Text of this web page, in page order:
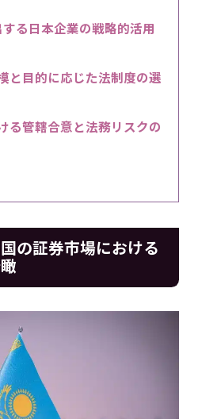
る日本企業の戦略的活用
と目的に応じた法制度の選
る管轄合意と法務リスクの
の証券市場における